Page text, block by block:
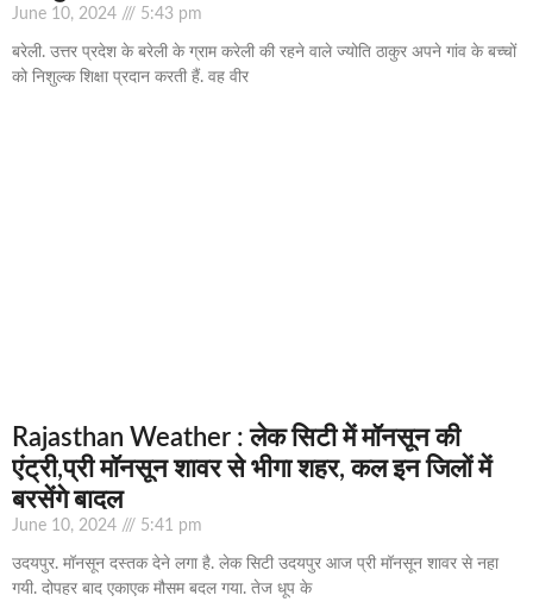
June 10, 2024 5:43 pm
बरेली. उत्तर प्रदेश के बरेली के ग्राम करेली की रहने वाले ज्योति ठाकुर अपने गांव के बच्चों
को निशुल्क शिक्षा प्रदान करती हैं. वह वीर
Rajasthan Weather : लेक सिटी में मॉनसून की
एंट्री,प्री मॉनसून शावर से भीगा शहर, कल इन जिलों में
बरसेंगे बादल
June 10, 2024 5:41 pm
उदयपुर. मॉनसून दस्तक देने लगा है. लेक सिटी उदयपुर आज प्री मॉनसून शावर से नहा
गयी. दोपहर बाद एकाएक मौसम बदल गया. तेज धूप के